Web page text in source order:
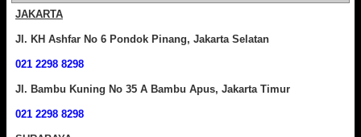
JAKARTA
Jl. KH Ashfar No 6 Pondok Pinang, Jakarta Selatan
021 2298 8298
Jl. Bambu Kuning No 35 A Bambu Apus, Jakarta Timur
021 2298 8298